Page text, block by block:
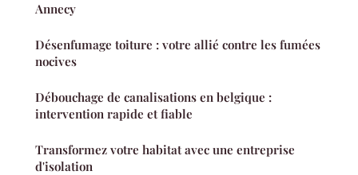
Annecy
Désenfumage toiture : votre allié contre les fumées
nocives
Débouchage de canalisations en belgique :
intervention rapide et fiable
Transformez votre habitat avec une entreprise
d'isolation